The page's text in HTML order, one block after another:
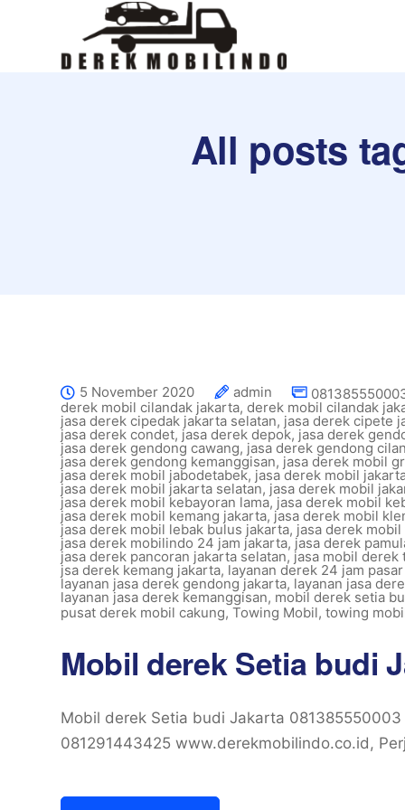
All posts
5 November 2020 admin
derek mobil cilandak jakarta, derek mobil cilandak
jasa derek cipedak jakarta selatan, jasa derek cipete
jasa derek condet, jasa derek depok, jasa derek
jasa derek gendong cawang, jasa derek gendong
jasa derek gendong kemanggisan, jasa derek mobil
jasa derek mobil jabodetabek, jasa derek mobil
jasa derek mobil jakarta selatan, jasa derek mobil
jasa derek mobil kebayoran lama, jasa derek mobil
jasa derek mobil kemang jakarta, jasa derek mobil
jasa derek mobil lebak bulus jakarta, jasa derek
jasa derek mobilindo 24 jam jakarta, jasa derek
jasa derek pancoran jakarta selatan, jasa mobil derek
jsa derek kemang jakarta, layanan derek 24 jam
layanan jasa derek gendong jakarta, layanan jasa
layanan jasa derek kemanggisan, mobil derek setia
pusat derek mobil cakung, Towing Mobil, towing
Mobil derek Setia budi
Mobil derek Setia budi Jakarta
081291443425 www.derekmobilindo.co.id,